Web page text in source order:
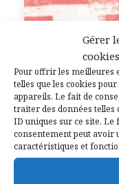
Gérer
cookies
Pour offrir les meilleures
telles que les cookies
appareils. Le fait de
traiter des données telles
ID uniques sur ce site.
consentement peut avoir
caractéristiques et
Les